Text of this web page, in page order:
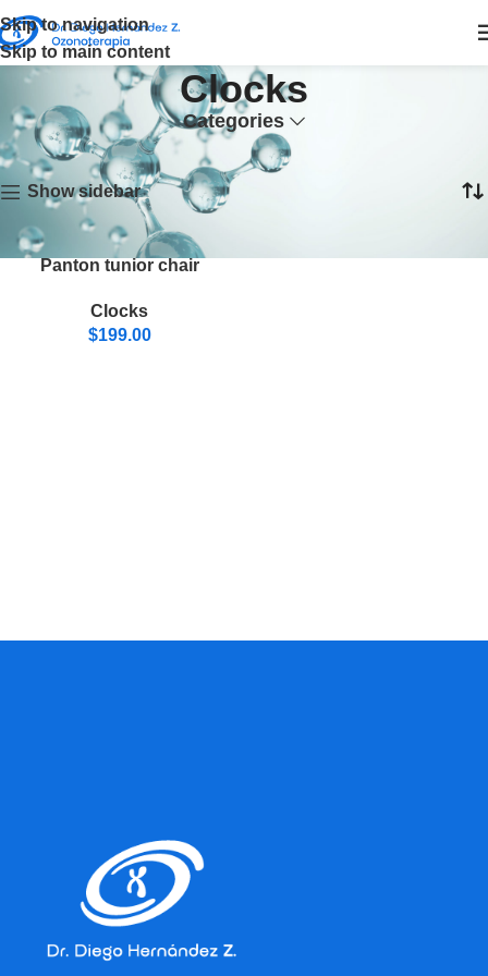
Skip to navigation
Skip to main content
Clocks
Categories
Inicio Clocks Mostrando el único resultado
Show sidebar
Panton tunior chair
Clocks
$199.00